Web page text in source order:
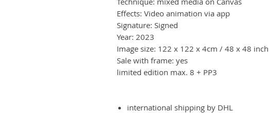
Effects: Video animation via app
Signature: Signed
Year: 2023
Image size: 122 x 122 x 4cm / 48 x 48 inch
Sale with frame: yes
limited edition max. 8 + PP3
international shipping by DHL